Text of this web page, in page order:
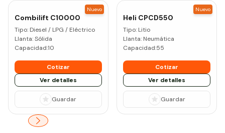
Combilift C10000
Tipo: Diesel / LPG / Eléctrico
Llanta:Sólida
Capacidad:10
Cotizar
Ver detalles
Guardar
Nuevo
Heli CPCD550
Tipo: Litio
Llanta: Neumática
Capacidad:55
Cotizar
Ver detalles
Guardar
Nuevo